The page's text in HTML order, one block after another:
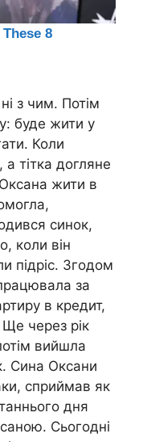
з чим. Потім
буде жити у
Коли
тітка догляне
жити в
синок,
коли він
підріс. Згодом
за
в кредит,
через рік
вийшла
Сина Оксани
сприймав як
дня
Сьогодні